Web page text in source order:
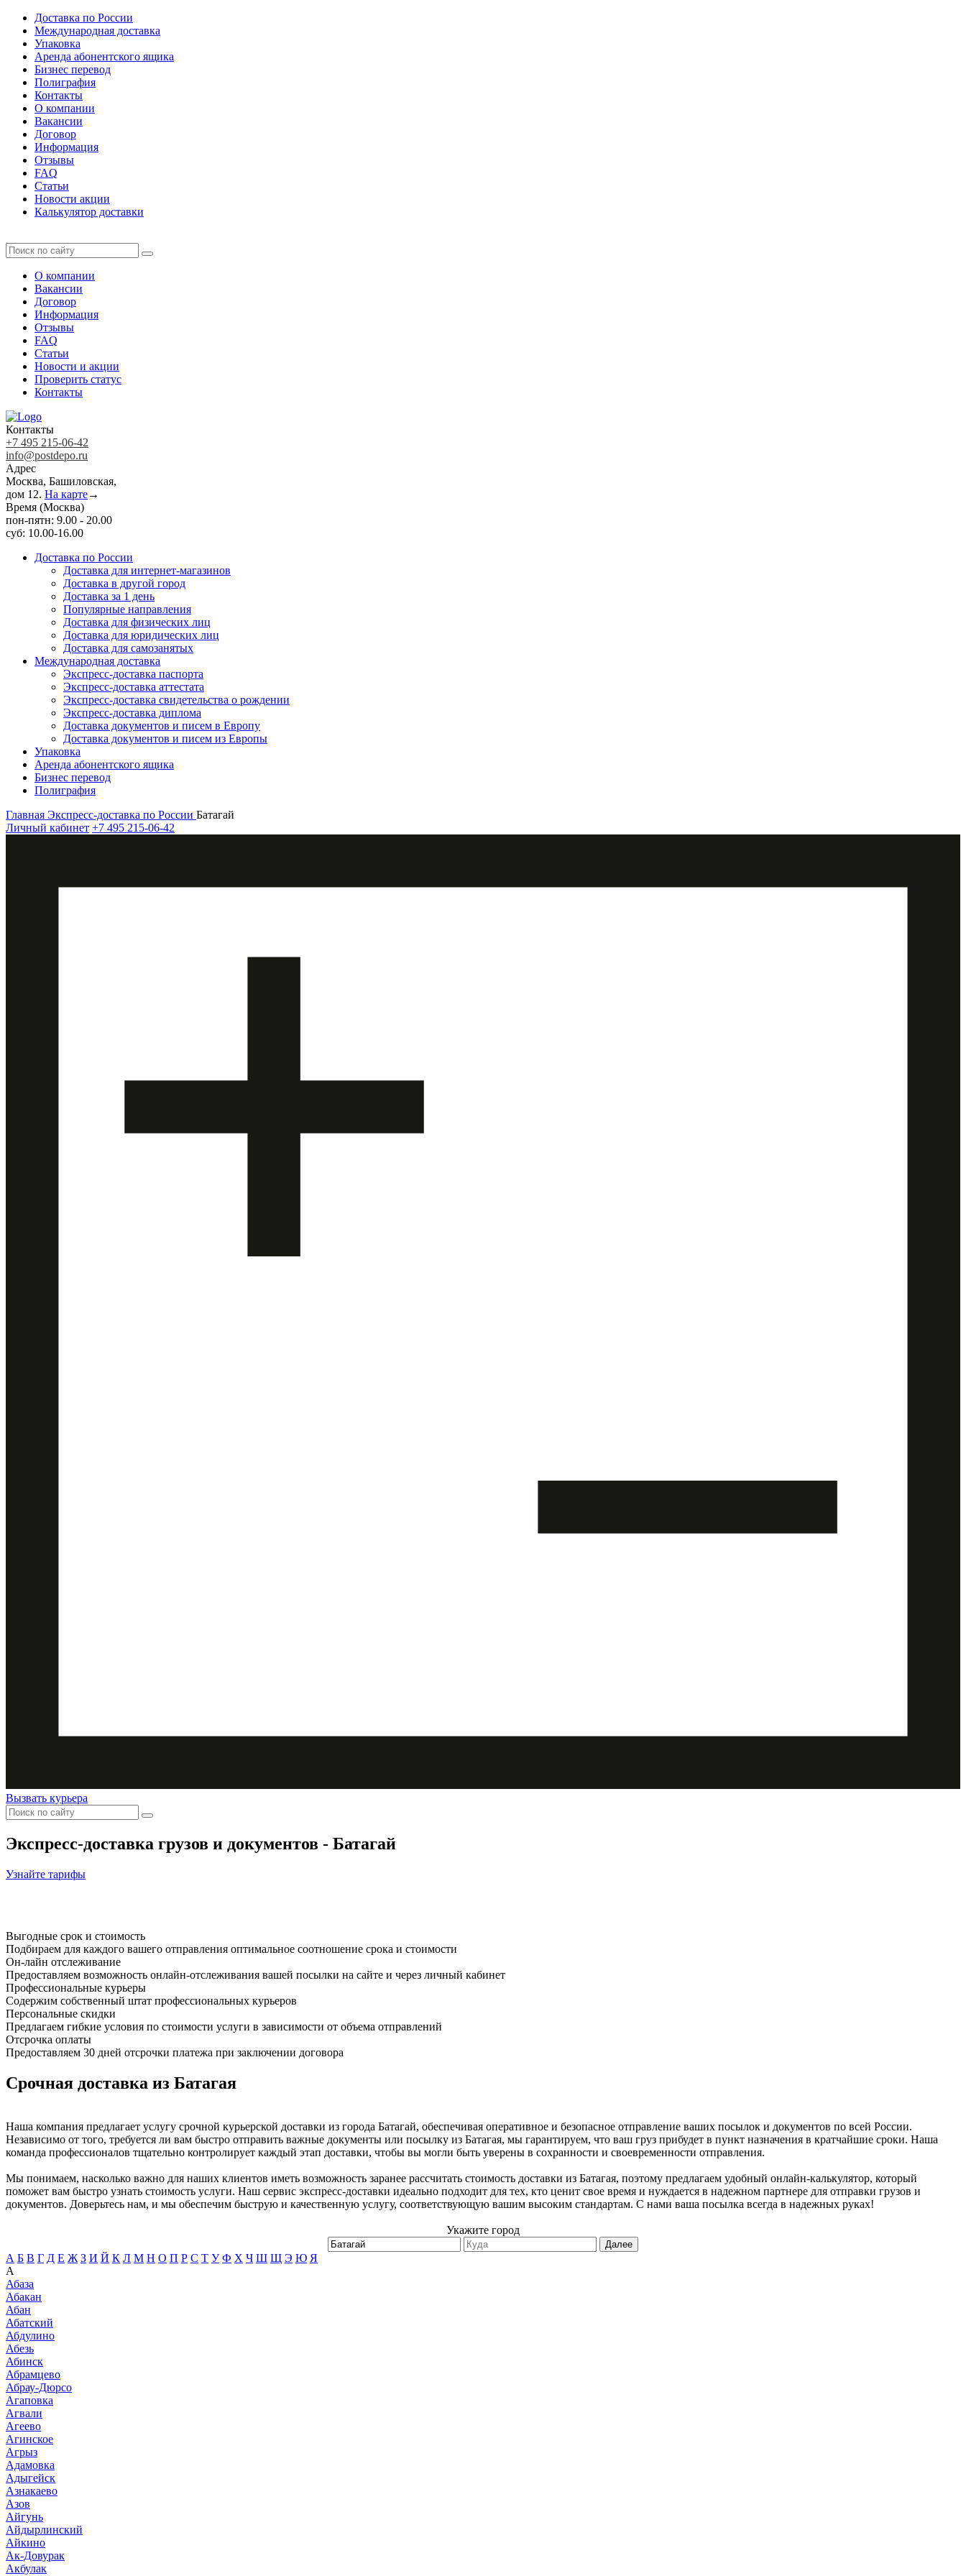
Доставка по России
Международная доставка
Упаковка
Аренда абонентского ящика
Бизнес перевод
Полиграфия
Контакты
О компании
Вакансии
Договор
Информация
Отзывы
FAQ
Статьи
Новости акции
Калькулятор доставки
О компании
Вакансии
Договор
Информация
Отзывы
FAQ
Статьи
Новости и акции
Проверить статус
Контакты
Контакты
+7 495 215-06-42
info@postdepo.ru
Адрес
Москва, Башиловская,
дом 12. На карте→
Время (Москва)
пон-пятн: 9.00 - 20.00
суб: 10.00-16.00
Доставка по России
Доставка для интернет-магазинов
Доставка в другой город
Доставка за 1 день
Популярные направления
Доставка для физических лиц
Доставка для юридических лиц
Доставка для самозанятых
Международная доставка
Экспресс-доставка паспорта
Экспресс-доставка аттестата
Экспресс-доставка свидетельства о рождении
Экспресс-доставка диплома
Доставка документов и писем в Европу
Доставка документов и писем из Европы
Упаковка
Аренда абонентского ящика
Бизнес перевод
Полиграфия
Главная Экспресс-доставка по России Батагай
Личный кабинет +7 495 215-06-42
Вызвать курьера
Экспресс-доставка грузов и документов - Батагай
Узнайте тарифы
Выгодные срок и стоимость
Подбираем для каждого вашего отправления оптимальное соотношение срока и стоимости
Он-лайн отслеживание
Предоставляем возможность онлайн-отслеживания вашей посылки на сайте и через личный кабинет
Профессиональные курьеры
Содержим собственный штат профессиональных курьеров
Персональные скидки
Предлагаем гибкие условия по стоимости услуги в зависимости от объема отправлений
Отсрочка оплаты
Предоставляем 30 дней отсрочки платежа при заключении договора
Срочная доставка из Батагая
Наша компания предлагает услугу срочной курьерской доставки из города Батагай, обеспечивая оперативное и безопасное отправление ваших посылок и документов по всей России.
Независимо от того, требуется ли вам быстро отправить важные документы или посылку из Батагая, мы гарантируем, что ваш груз прибудет в пункт назначения в кратчайшие сроки. Наша
команда профессионалов тщательно контролирует каждый этап доставки, чтобы вы могли быть уверены в сохранности и своевременности отправления.
Мы понимаем, насколько важно для наших клиентов иметь возможность заранее рассчитать стоимость доставки из Батагая, поэтому предлагаем удобный онлайн-калькулятор, который
поможет вам быстро узнать стоимость услуги. Наш сервис экспресс-доставки идеально подходит для тех, кто ценит свое время и нуждается в надежном партнере для отправки грузов и
документов. Доверьтесь нам, и мы обеспечим быструю и качественную услугу, соответствующую вашим высоким стандартам. С нами ваша посылка всегда в надежных руках!
Укажите город
Далее
А Б В Г Д Е Ж З И Й К Л М Н О П Р С Т У Ф Х Ч Ш Щ Э Ю Я
А
Абаза
Абакан
Абан
Абатский
Абдулино
Абезь
Абинск
Абрамцево
Абрау-Дюрсо
Агаповка
Агвали
Агеево
Агинское
Агрыз
Адамовка
Адыгейск
Азнакаево
Азов
Айгунь
Айдырлинский
Айкино
Ак-Довурак
Акбулак